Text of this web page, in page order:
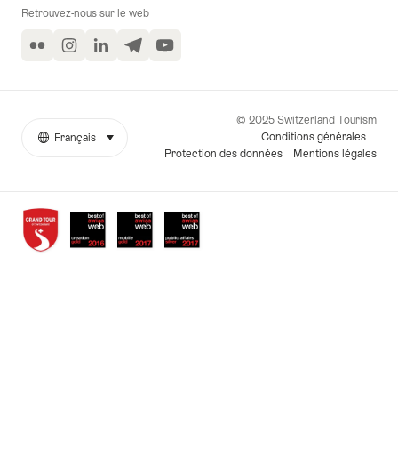
Retrouvez-nous sur le web
Flickr InstagramLinkedInTelegramYouTube
Awards
More
© 2025 Switzerland Tourism
Conditions générales
Protection des données
Mentions légales
Langue
Français sélectionner (cliquer pour afficher)